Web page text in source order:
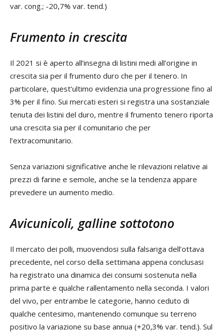
var. cong.; -20,7% var. tend.)
Frumento in crescita
Il 2021 si è aperto all’insegna di listini medi all’origine in
crescita sia per il frumento duro che per il tenero. In
particolare, quest’ultimo evidenzia una progressione fino al
3% per il fino. Sui mercati esteri si registra una sostanziale
tenuta dei listini del duro, mentre il frumento tenero riporta
una crescita sia per il comunitario che per
l’extracomunitario.
Senza variazioni significative anche le rilevazioni relative ai
prezzi di farine e semole, anche se la tendenza appare
prevedere un aumento medio.
Avicunicoli, galline sottotono
Il mercato dei polli, muovendosi sulla falsariga dell’ottava
precedente, nel corso della settimana appena conclusasi
ha registrato una dinamica dei consumi sostenuta nella
prima parte e qualche rallentamento nella seconda. I valori
del vivo, per entrambe le categorie, hanno ceduto di
qualche centesimo, mantenendo comunque su terreno
positivo la variazione su base annua (+20,3% var. tend.). Sul